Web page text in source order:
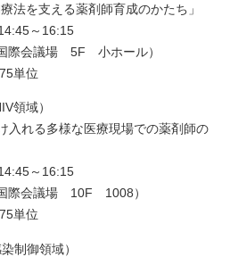
法を支える薬剤師育成のかたち」
～16:15
際会議場 5F 小ホール）
単位
領域）
入れる多様な医療現場での薬剤師の
～16:15
際会議場 10F 1008）
単位
制御領域）